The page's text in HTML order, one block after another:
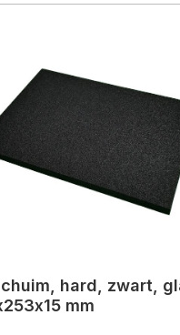
hard, zwart,
mm